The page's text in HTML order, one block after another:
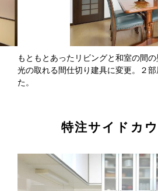
もともとあったリビングと和室の間
光の取れる間仕切り建具に変更。２
た。
特注サイドカ